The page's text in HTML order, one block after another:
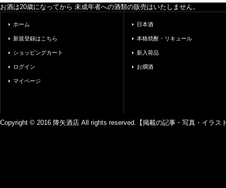
お酒は20歳になってから 未成年者への酒類の販売はいたしません。
ホーム
新規登録はこちら
ショッピングカート
ログイン
マイページ
日本酒
本格焼酎・リキュール
新入荷品
お燗酒
Copyright © 2016 降矢酒店 All rights reserved.【掲載の記事・写真・イラス